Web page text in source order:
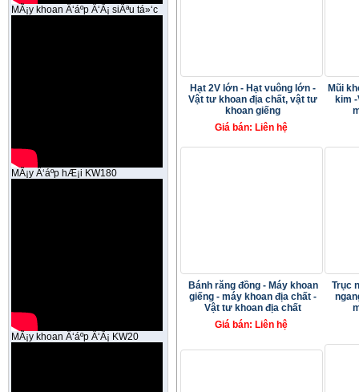
MÃ¡y khoan Ä‘áº­p Ä‘Ã¡ siÃªu tá»‘c
MÃ¡y Ä‘áº­p hÆ¡i KW180
MÃ¡y khoan Ä‘áº­p Ä‘Ã¡ KW20
Hạt 2V lớn - Hạt vuông lớn -
Vật tư khoan địa chất, vật tư
khoan giếng
Giá bán: Liên hệ
Mũi
kim
Bánh răng đồng - Máy khoan
giếng - máy khoan địa chất -
Vật tư khoan địa chất
Giá bán: Liên hệ
Trục